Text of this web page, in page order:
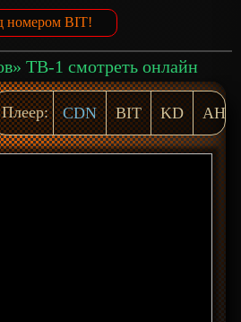
номером BIT!
ТВ-1 смотреть онлайн
Плеер: CDN BIT KD AH